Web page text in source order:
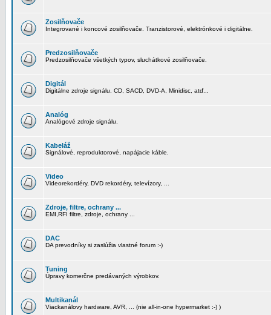
Zosilňovače
Integrované i koncové zosilňovače. Tranzistorové, elektrónkové i digitálne.
Predzosilňovače
Predzosilňovače všetkých typov, sluchátkové zosilňovače.
Digitál
Digitálne zdroje signálu. CD, SACD, DVD-A, Minidisc, atď...
Analóg
Analógové zdroje signálu.
Kabeláž
Signálové, reproduktorové, napájacie káble.
Video
Videorekordéry, DVD rekordéry, televízory, ...
Zdroje, filtre, ochrany ...
EMI,RFI filtre, zdroje, ochrany ...
DAC
DA prevodníky si zaslúžia vlastné forum :-)
Tuning
Úpravy komerčne predávaných výrobkov.
Multikanál
Viackanálovy hardware, AVR, ... (nie all-in-one hypermarket :-) )